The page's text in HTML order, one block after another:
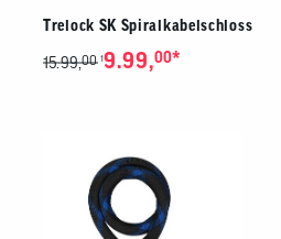
Trelock SK Spiralkabelschloss
15.99,00 19.99,00*